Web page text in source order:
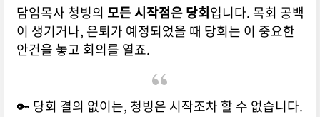
담임목사 청빙의 모든 시작점은 당회입니다. 목회 공백
이 생기거나, 은퇴가 예정되었을 때 당회는 이 중요한
안건을 놓고 회의를 열죠.
🔑 당회 결의 없이는, 청빙은 시작조차 할 수 없습니다.